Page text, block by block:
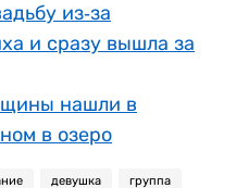
из-за
и сразу вышла за
нашли в
в озеро
девушка группа